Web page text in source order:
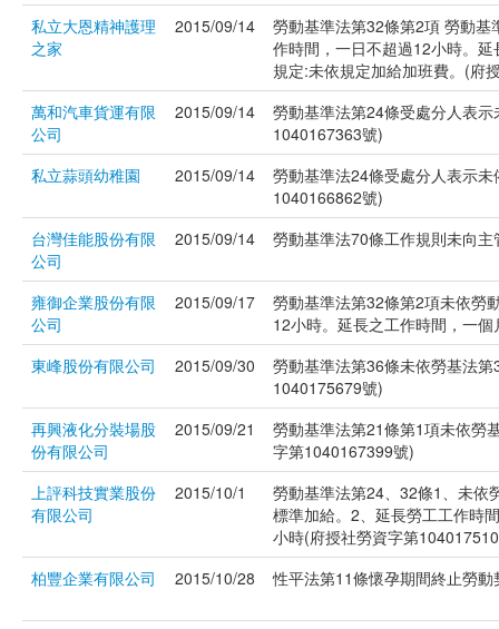
私立大恩精神護理
之家
2015/09/14
勞動基準法第32條第2項 勞動
作時間，一日不超過12小時。
規定:未依規定加給加班費。(府
萬和汽車貨運有限
公司
2015/09/14
勞動基準法第24條受處分人表
1040167363號)
私立蒜頭幼稚園
2015/09/14
勞動基準法24條受處分人表示
1040166862號)
台灣佳能股份有限
公司
2015/09/14 勞動基準法70條工作規則未向
雍御企業股份有限
公司
2015/09/17
勞動基準法第32條第2項未依勞
12小時。延長之工作時間，一
東峰股份有限公司
2015/09/30
勞動基準法第36條未依勞基法
1040175679號)
再興液化分裝場股
份有限公司
2015/09/21
勞動基準法第21條第1項未依勞
字第1040167399號)
上評科技實業股份
有限公司
2015/10/1
勞動基準法第24、32條1、未依
標準加給。2、延長勞工工作時
小時(府授社勞資字第
柏豐企業有限公司
2015/10/28 性平法第11條懷孕期間終止勞